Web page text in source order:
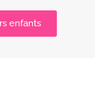
enfants